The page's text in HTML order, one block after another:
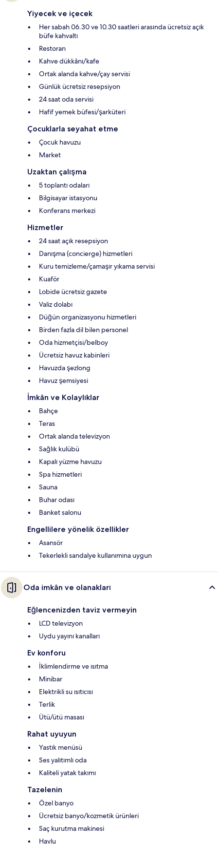
Yiyecek ve içecek
Her sabah 06.30 ve 10.30 saatleri arasında ücretsiz açık
büfe kahvaltı
Restoran
Kahve dükkânı/kafe
Ortak alanda kahve/çay servisi
Günlük ücretsiz resepsiyon
24 saat oda servisi
Hafif yemek büfesi/şarküteri
Çocuklarla seyahat etme
Çocuk havuzu
Market
Uzaktan çalışma
5 toplantı odaları
Bilgisayar istasyonu
Konferans merkezi
Hizmetler
24 saat açık resepsiyon
Danışma (concierge) hizmetleri
Kuru temizleme/çamaşır yıkama servisi
Kuaför
Lobide ücretsiz gazete
Valiz dolabı
Düğün organizasyonu hizmetleri
Birden fazla dil bilen personel
Oda hizmetçisi/belboy
Ücretsiz havuz kabinleri
Havuzda şezlong
Havuz şemsiyesi
İmkân ve Kolaylıklar
Bahçe
Teras
Ortak alanda televizyon
Sağlık kulübü
Kapalı yüzme havuzu
Spa hizmetleri
Sauna
Buhar odası
Banket salonu
Engellilere yönelik özellikler
Asansör
Tekerlekli sandalye kullanımına uygun
Oda imkân ve olanakları
Eğlencenizden taviz vermeyin
LCD televizyon
Uydu yayını kanalları
Ev konforu
İklimlendirme ve ısıtma
Minibar
Elektrikli su ısıtıcısı
Terlik
Ütü/ütü masası
Rahat uyuyun
Yastık menüsü
Ses yalıtımlı oda
Kaliteli yatak takımı
Tazelenin
Özel banyo
Ücretsiz banyo/kozmetik ürünleri
Saç kurutma makinesi
Havlu